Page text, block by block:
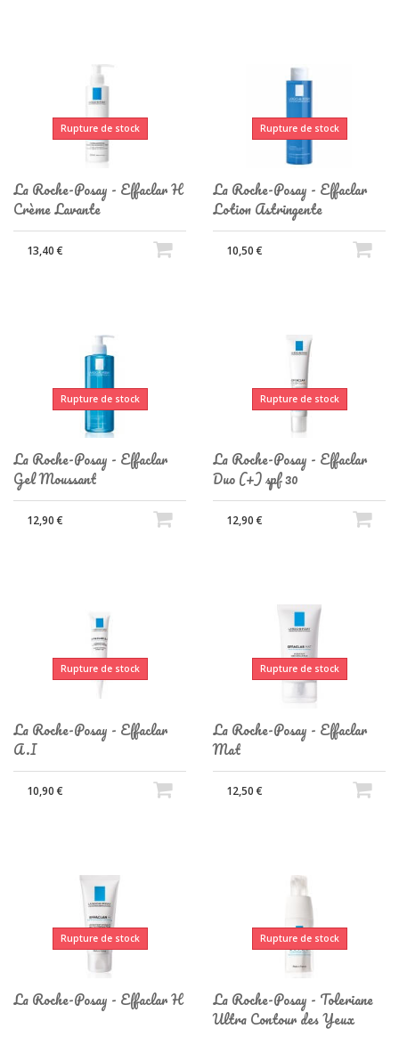
Rupture de stock
La Roche-Posay - Effaclar H
Crème Lavante
13,40 €
Rupture de stock
La Roche-Posay - Effaclar
Lotion Astringente
10,50 €
Rupture de stock
La Roche-Posay - Effaclar
Gel Moussant
12,90 €
Rupture de stock
La Roche-Posay - Effaclar
Duo (+) spf 30
12,90 €
Rupture de stock
La Roche-Posay - Effaclar
A.I
10,90 €
Rupture de stock
La Roche-Posay - Effaclar
Mat
12,50 €
Rupture de stock
La Roche-Posay - Effaclar H
Rupture de stock
La Roche-Posay - Toleriane
Ultra Contour des Yeux